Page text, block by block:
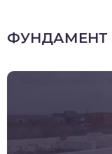
ФУНДАМЕНТ